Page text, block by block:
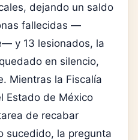
dejando un saldo
fallecidas —
y 13 lesionados, la
en silencio,
Mientras la Fiscalía
Estado de México
de recabar
sucedido, la pregunta